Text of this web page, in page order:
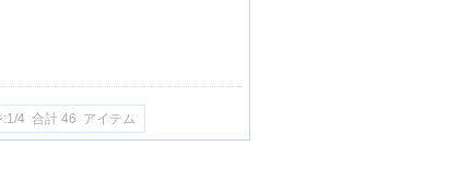
:1/4 合計 46 アイテム